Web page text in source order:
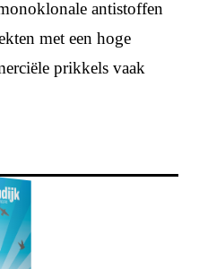
antistoffen
met een hoge
prikkels vaak